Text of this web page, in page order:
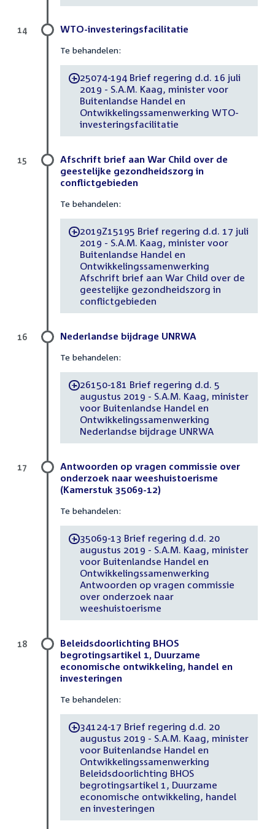
WTO-investeringsfacilitatie
Te behandelen:
-25074-194 Brief regering d.d. 16 juli
2019 - S.A.M. Kaag, minister voor
Buitenlandse Handel en
Ontwikkelingssamenwerking WTO-
investeringsfacilitatie
14
Afschrift brief aan War Child over de
geestelijke gezondheidszorg in
conflictgebieden
Te behandelen:
-2019Z15195 Brief regering d.d. 17 juli
2019 - S.A.M. Kaag, minister voor
Buitenlandse Handel en
Ontwikkelingssamenwerking
Afschrift brief aan War Child over de
geestelijke gezondheidszorg in
conflictgebieden
15
Nederlandse bijdrage UNRWA
Te behandelen:
-26150-181 Brief regering d.d. 5
augustus 2019 - S.A.M. Kaag, minister
voor Buitenlandse Handel en
Ontwikkelingssamenwerking
Nederlandse bijdrage UNRWA
16
Antwoorden op vragen commissie over
onderzoek naar weeshuistoerisme
(Kamerstuk 35069-12)
Te behandelen:
-35069-13 Brief regering d.d. 20
augustus 2019 - S.A.M. Kaag, minister
voor Buitenlandse Handel en
Ontwikkelingssamenwerking
Antwoorden op vragen commissie
over onderzoek naar
weeshuistoerisme
17
Beleidsdoorlichting BHOS
begrotingsartikel 1, Duurzame
economische ontwikkeling, handel en
investeringen
Te behandelen:
-34124-17 Brief regering d.d. 20
augustus 2019 - S.A.M. Kaag, minister
voor Buitenlandse Handel en
Ontwikkelingssamenwerking
Beleidsdoorlichting BHOS
begrotingsartikel 1, Duurzame
economische ontwikkeling, handel
en investeringen
18